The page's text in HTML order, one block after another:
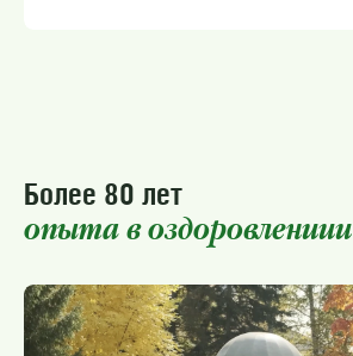
Более 80 лет
опыта в оздоровлениии